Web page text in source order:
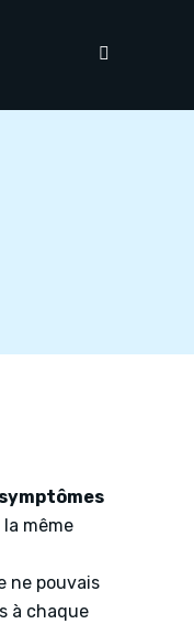
la même
ne pouvais
à chaque